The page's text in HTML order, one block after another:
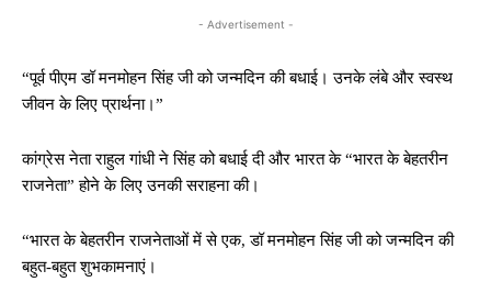
- Advertisement -
“पूर्व पीएम डॉ मनमोहन सिंह जी को जन्मदिन की बधाई। उनके लंबे और स्वस्थ
जीवन के लिए प्रार्थना।”
कांग्रेस नेता राहुल गांधी ने सिंह को बधाई दी और भारत के “भारत के बेहतरीन
राजनेता” होने के लिए उनकी सराहना की।
“भारत के बेहतरीन राजनेताओं में से एक, डॉ मनमोहन सिंह जी को जन्मदिन की
बहुत-बहुत शुभकामनाएं।